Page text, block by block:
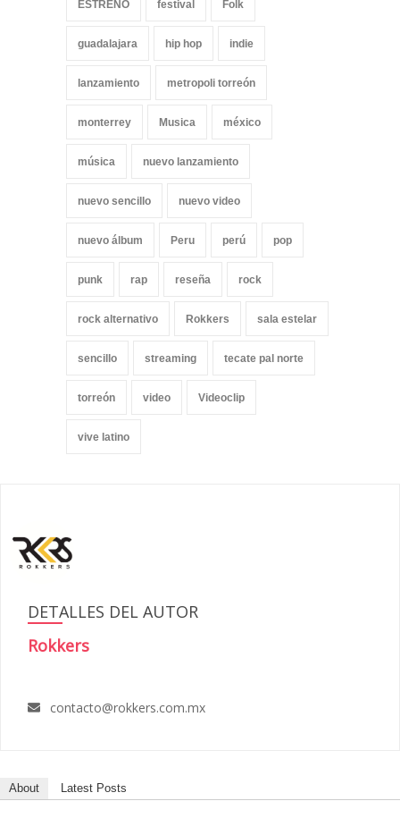
ESTRENO festival Folk
guadalajara hip hop indie
lanzamiento metropoli torreón
monterrey Musica méxico
música nuevo lanzamiento
nuevo sencillo nuevo video
nuevo álbum Peru perú pop
punk rap reseña rock
rock alternativo Rokkers sala estelar
sencillo streaming tecate pal norte
torreón video Videoclip
vive latino
DETALLES DEL AUTOR
Rokkers
contacto@rokkers.com.mx
About Latest Posts